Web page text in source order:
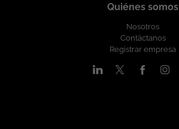
Quiénes somos
Nosotros
Contáctanos
Registrar empresa